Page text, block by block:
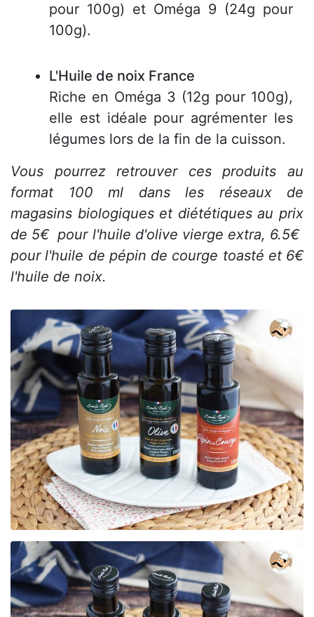
pour 100g) et Oméga 9 (24g pour
100g).
L'Huile de noix France
Riche en Oméga 3 (12g pour 100g),
elle est idéale pour agrémenter les
légumes lors de la fin de la cuisson.
Vous pourrez retrouver ces produits au
format 100 ml dans les réseaux de
magasins biologiques et diététiques au prix
de 5€ pour l'huile d'olive vierge extra, 6.5€
pour l'huile de pépin de courge toasté et 6€
l'huile de noix.